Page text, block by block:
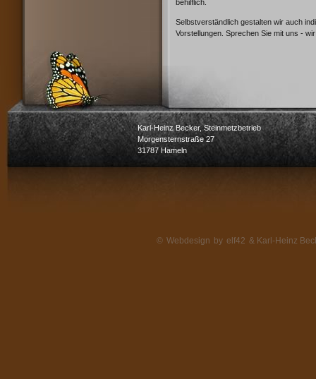
behilflich.
Selbstverständlich gestalten wir auch
Vorstellungen. Sprechen Sie mit uns -
Karl-Heinz Becker, Steinmetzbetrieb
Morgensternstraße 27
31787 Hameln
© Webdesign by elf42 & Karl-Heinz